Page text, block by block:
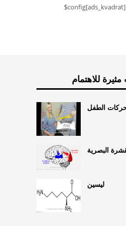
للاهتمام
الطفل
البصرية
ليسين